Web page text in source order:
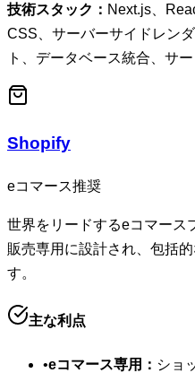
技術スタック： Next.js、
CSS、サーバーサイドレン
ト、データベース統合、サ
Shopify
eコマース推奨
世界をリードするeコマース
販売専用に設計され、包括
す。
主な利点
•eコマース専用： ショ